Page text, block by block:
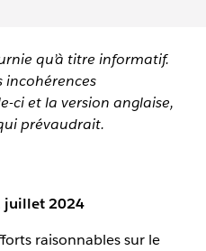
qu’à titre informatif.
incohérences
ci et la version anglaise,
prévaudrait.
juillet 2024
raisonnables sur le